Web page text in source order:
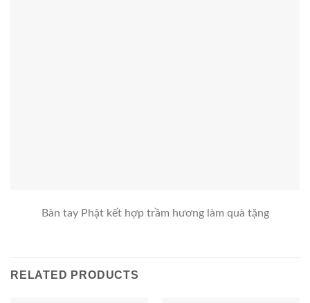
Bàn tay Phật kết hợp trầm hương làm quà tặng
RELATED PRODUCTS